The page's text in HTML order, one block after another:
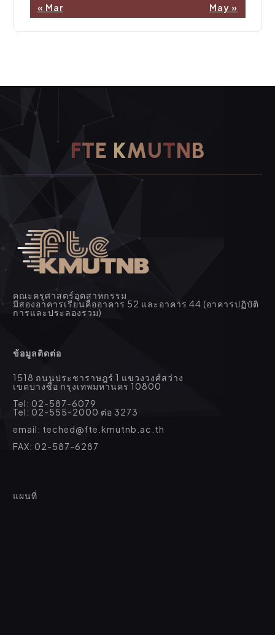
« Mar May »
FTE KMUTNB
คณะครุศาสตร์อุตสาหกรรม
มีสองอาคารเรียนคืออาคาร 52 และอาคาร 44 (อาคารปฏิบัติ
การและประลองรวม)
ข้อมูลติดต่อ
1518 ถนนประชาราษฎร์ 1 แขวงวงศ์สว่าง
เขตบางซื่อ กรุงเทพมหานคร 10800
Tel: 02-587-6079
Tel: 02-555-2000 ต่อ 3273
email: teched@fte.kmutnb.ac.th
FAX: 02-587-6287
แผนที่